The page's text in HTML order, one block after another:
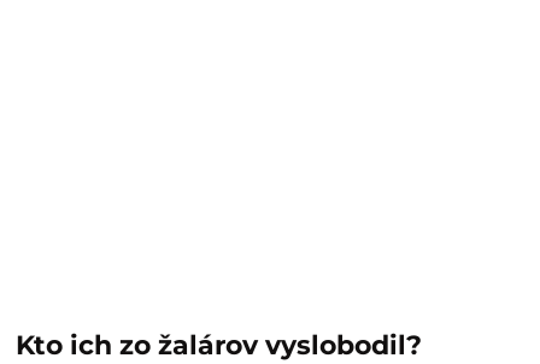
Kto ich zo žalárov vyslobodil?